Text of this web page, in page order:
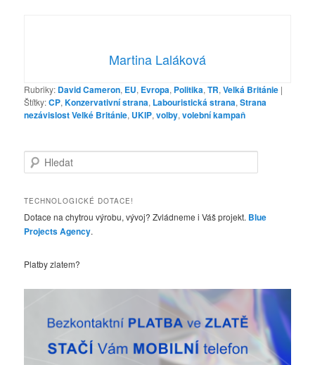
Martina Laláková
Rubriky: David Cameron, EU, Evropa, Politika,TR,Velká Británie |
Štítky:CP,Konzervativní strana, Labouristická strana,Strana
nezávislost Velké Británie, UKIP,volby,volební kampaň
l
d
t
TECHNOLOGICKÉ DOTACE!
Dotace na chytrou výrobu, vývoj? Zvládneme i Váš projekt. Blue
Projects Agency.
Platby zlatem?